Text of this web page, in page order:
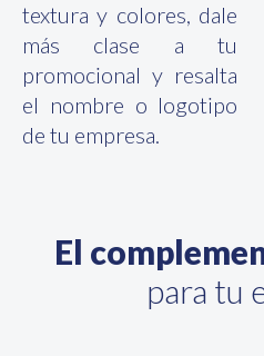
textura y colores, dale
más clase a tu
promocional y resalta
el nombre o logotipo
de tu empresa.
El
para tu